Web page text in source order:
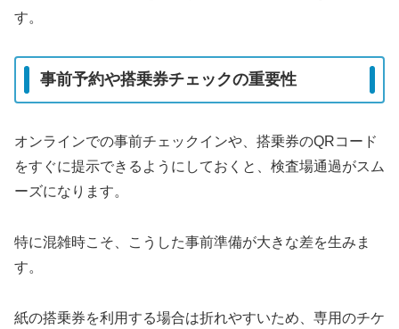
す。
事前予約や搭乗券チェックの重要性
オンラインでの事前チェックインや、搭乗券のQRコード
をすぐに提示できるようにしておくと、検査場通過がスム
ーズになります。
特に混雑時こそ、こうした事前準備が大きな差を生みま
す。
紙の搭乗券を利用する場合は折れやすいため、専用のチケ